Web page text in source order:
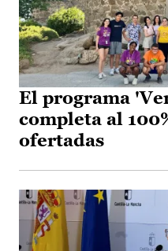
El programa
completa al
ofertadas